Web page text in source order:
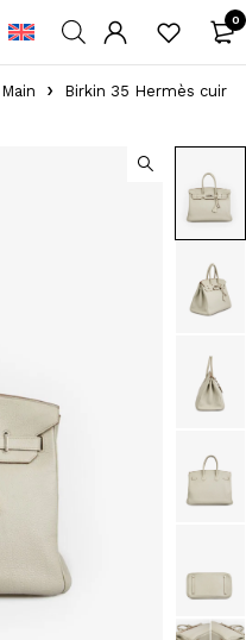
0
Birkin 35 Hermès cuir